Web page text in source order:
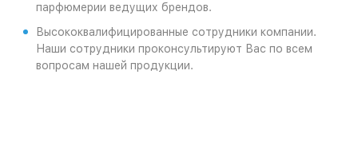
парфюмерии ведущих брендов.
Высококвалифицированные сотрудники компании.
Наши сотрудники проконсультируют Вас по всем
вопросам нашей продукции.